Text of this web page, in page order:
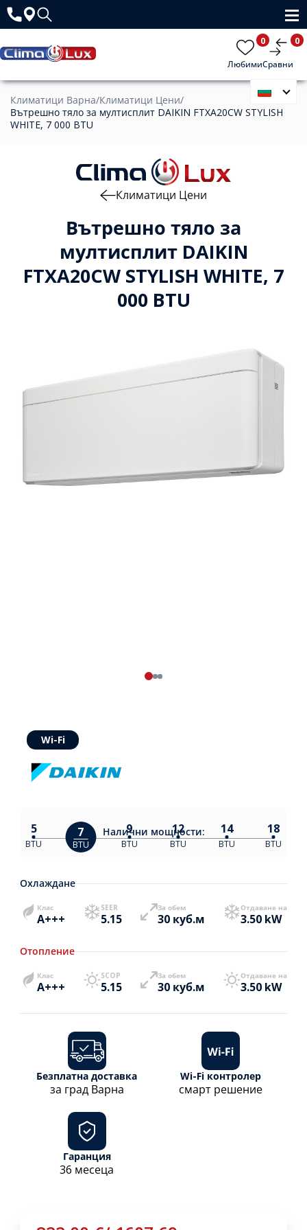
Любими
0
Сравни
0
Климатици Варна/Климатици Цени/
Вътрешно тяло за мултисплит DAIKIN FTXA20CW STYLISH
WHITE, 7 000 BTU
Вътрешно тяло за
мултисплит DAIKIN
FTXA20CW STYLISH WHITE, 7
000 BTU
Климатици Цени
Wi-Fi
Налични мощности:
5
BTU
7
BTU
9
BTU
12
BTU
14
BTU
18
BTU
Охлаждане
Клас
A+++
SEER
5.15
За обем
30 куб.м
Отдаване на
3.50 kW
Отопление
Клас
A+++
SCOP
5.15
За обем
30 куб.м
Отдаване на
3.50 kW
Безплатна доставка
за град Варна
Wi-Fi контролер
смарт решение
Гаранция
36 месеца